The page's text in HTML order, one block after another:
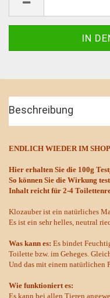
Beschreibung
ENDLICH WIEDER IM SHOP
Hier erhalten Sie die 100g
So können Sie die Wirkung
Inhalt reicht für 2-4
Klozauber ist ein natürliches
Es ist ein sehr helles, neutral
Was kann es: Es bindet
Toilette bzw. im Geheges.
Und das mit einem natürlichen
Wie funktioniert es:
Es kann bei allen Tieren